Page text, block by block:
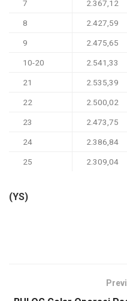
7 2.367,12
8 2.427,59
9 2.475,65
10-20 2.541,33
21 2.535,39
22 2.500,02
23 2.473,75
24 2.386,84
25 2.309,04
(YS)